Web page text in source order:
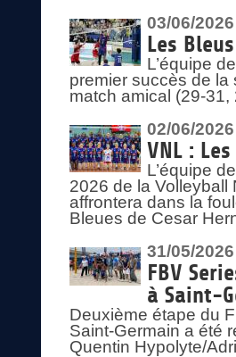
03/06/2026
Les
L’équipe
premier succès de la
match amical (29-
02/06/2026
VNL :
L’équipe
2026 de la
affrontera dans la
Bleues de Cesar
31/05/2026
FBV
à Saint-
Deuxième étape du
Saint-Germain a été
Quentin Hypolyte/